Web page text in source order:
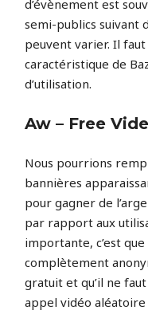
d’évènement est
semi-publics suivant
peuvent varier. Il
caractéristique de
d’utilisation.
Aw – Free
Nous pourrions
bannières
pour gagner de
par rapport aux
importante, c’est
complètement
gratuit et qu’il ne
appel vidéo